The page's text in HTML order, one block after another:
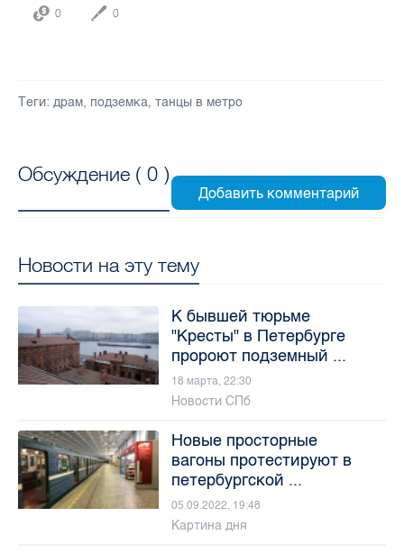
0 0
Теги: драм, подземка, танцы в метро
Обсуждение ( 0 )
Новости на эту тему
К бывшей тюрьме
"Кресты" в Петербурге
пророют подземный ...
18 марта, 22:30
Новости СПб
Новые просторные
вагоны протестируют в
петербургской ...
05.09.2022, 19:48
Картина дня